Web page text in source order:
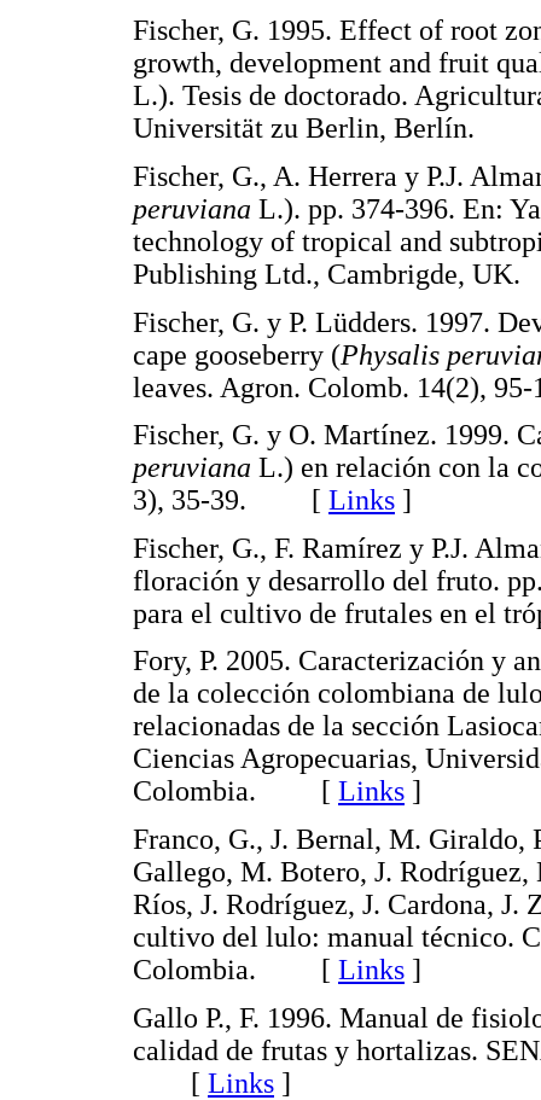
Fischer, G. 1995. Effect of root
growth, development and fruit
L.). Tesis de doctorado.
Universität zu Berlin,
Fischer, G., A. Herrera y P.J.
peruviana L.). pp. 374-396. En:
technology of tropical and
Publishing Ltd., Cambrigde,
Fischer, G. y P. Lüdders. 1997.
cape gooseberry (Physalis
leaves. Agron. Colomb.
Fischer, G. y O. Martínez. 1999.
peruviana L.) en relación con la
3), 35-39. [ Links ]
Fischer, G., F. Ramírez y P.J.
floración y desarrollo del fruto.
para el cultivo de frutales en
Fory, P. 2005. Caracterización y
de la colección colombiana de
relacionadas de la sección
Ciencias Agropecuarias,
Colombia. [ Links ]
Franco, G., J. Bernal, M. Giraldo,
Gallego, M. Botero, J.
Ríos, J. Rodríguez, J. Cardona, J.
cultivo del lulo: manual técnico.
Colombia. [ Links ]
Gallo P., F. 1996. Manual de
calidad de frutas y hortalizas.
[ Links ]